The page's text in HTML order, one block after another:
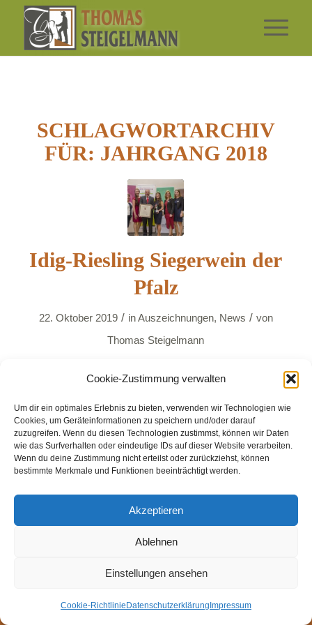
Cookie-Zustimmung verwalten
Um dir ein optimales Erlebnis zu bieten, verwenden wir Technologien wie
Cookies, um Geräteinformationen zu speichern und/oder darauf
zuzugreifen. Wenn du diesen Technologien zustimmst, können wir Daten
wie das Surfverhalten oder eindeutige IDs auf dieser Website verarbeiten.
Wenn du deine Zustimmung nicht erteilst oder zurückziehst, können
bestimmte Merkmale und Funktionen beeinträchtigt werden.
Akzeptieren
Ablehnen
Einstellungen ansehen
Cookie-Richtlinie Datenschutzerklärung Impressum
SCHLAGWORTARCHIV
FÜR: JAHRGANG 2018
Idig-Riesling Siegerwein der
Pfalz
22. Oktober 2019 / inAuszeichnungen, News / von
Thomas Steigelmann
Impressum